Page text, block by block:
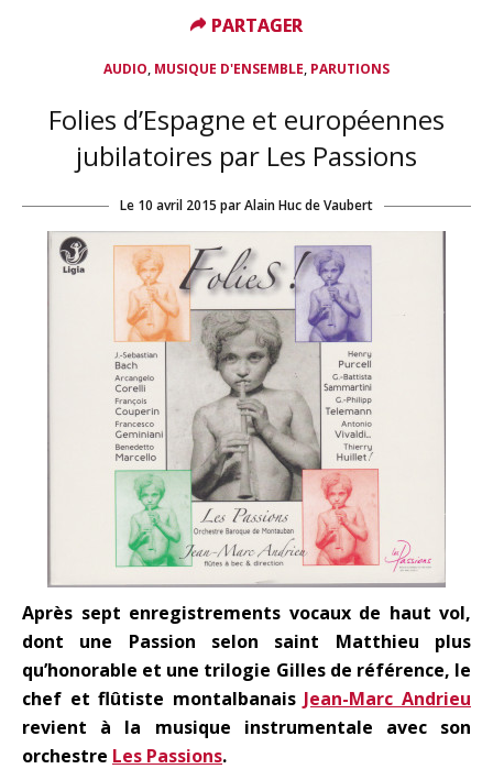
AUDIO, MUSIQUE D'ENSEMBLE, PARUTIONS
Folies d’Espagne et européennes
jubilatoires par Les Passions
Le 10 avril 2015 parAlain Huc de Vaubert
Après sept enregistrements vocaux de haut vol,
dont une Passion selon saint Matthieu plus
qu’honorable et une trilogie Gilles de référence, le
chef et flûtiste montalbanais Jean-Marc Andrieu
revient à la musique instrumentale avec son
orchestre Les Passions.
PARTAGER
PARTAGER